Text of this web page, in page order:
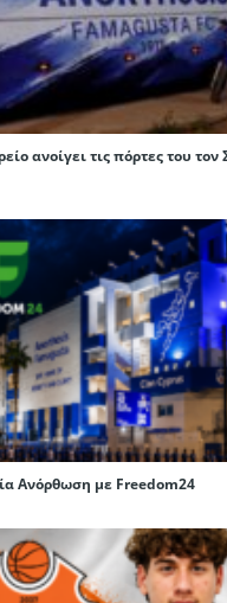
ανοίγει τις πόρτες του τον
Ανόρθωση με Freedom24